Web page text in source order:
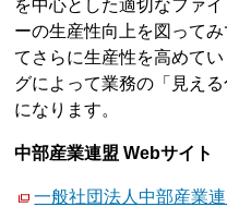
を中心とした適切なファ
ーの生産性向上を図って
てさらに生産性を高めて
グによって業務の「見え
になります。
中部産業連盟 Webサイト
一般社団法人中部産業